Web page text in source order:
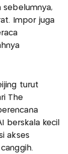
sebelumnya,
Impor juga
turut
The
berskala kecil
akses